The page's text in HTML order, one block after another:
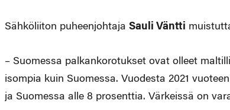
Sähköliiton puheenjohtaja Sauli Väntti
– Suomessa palkankorotukset ovat olleet
isompia kuin Suomessa. Vuodesta 2021
ja Suomessa alle 8 prosenttia. Värkeissä on